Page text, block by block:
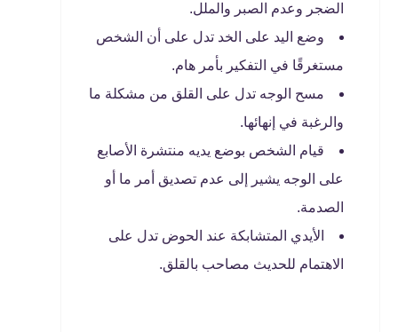
الضجر وعدم الصبر والملل.
وضع اليد على الخد تدل على أن الشخص
مستغرقًا في التفكير بأمر هام.
مسح الوجه تدل على القلق من مشكلة ما
والرغبة في إنهائها.
قيام الشخص بوضع يديه منتشرة الأصابع
على الوجه يشير إلى عدم تصديق أمر ما أو
الصدمة.
الأيدي المتشابكة عند الحوض تدل على
الاهتمام للحديث مصاحب بالقلق.